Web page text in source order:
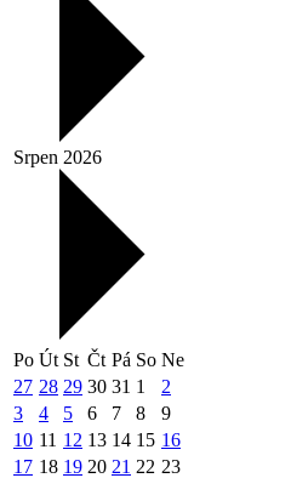
Srpen 2026
Po Út St Čt Pá So Ne
27 28 29 30 31 1
2
3
4 5 6 7 8
9
10 11 12 13 14 15 16
17 18 19 20 21 22 23